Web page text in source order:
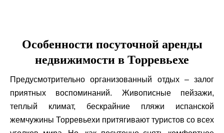
Особенности посуточной аренды
недвижимости в Торревьехе
Предусмотрительно организованный отдых – залог
приятных воспоминаний. Живописные пейзажи,
теплый климат, бескрайние пляжи испанской
жемчужины Торревьехи притягивают туристов со всех